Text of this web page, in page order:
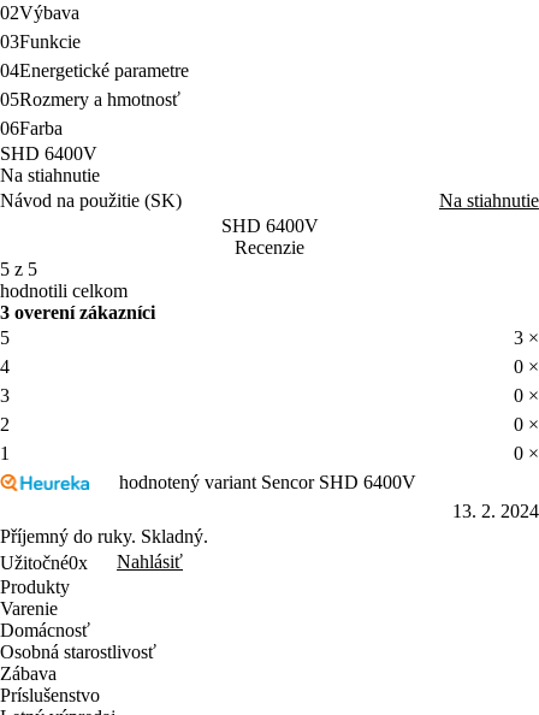
02Výbava
03Funkcie
04Energetické parametre
05Rozmery a hmotnosť
06Farba
SHD 6400V
Na stiahnutie
Návod na použitie (SK)
Na stiahnutie
SHD 6400V
Recenzie
5 z 5
hodnotili celkom
3 overení zákazníci
5
3 ×
4
0 ×
3
0 ×
2
0 ×
1
0 ×
hodnotený variant Sencor SHD 6400V
13. 2. 2024
Příjemný do ruky. Skladný.
Užitočné0x
Nahlásiť
Produkty
Varenie
Domácnosť
Osobná starostlivosť
Zábava
Príslušenstvo